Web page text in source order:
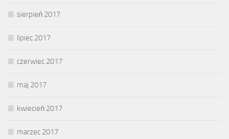
sierpień 2017
lipiec 2017
czerwiec 2017
maj 2017
kwiecień 2017
marzec 2017